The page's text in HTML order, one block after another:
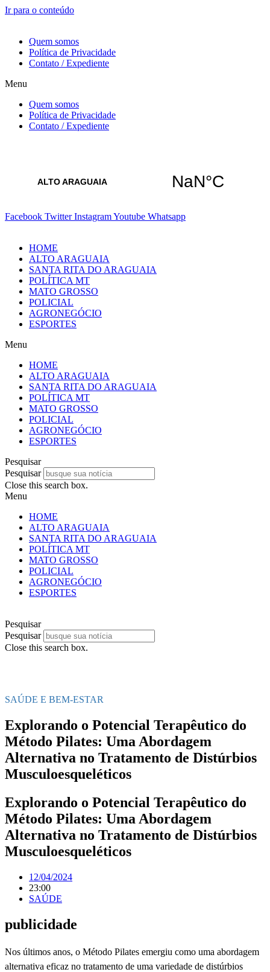
Ir para o conteúdo
Quem somos
Política de Privacidade
Contato / Expediente
Menu
Quem somos
Política de Privacidade
Contato / Expediente
Facebook Twitter InstagramYoutube Whatsapp
HOME
ALTO ARAGUAIA
SANTA RITA DO ARAGUAIA
POLÍTICA MT
MATO GROSSO
POLICIAL
AGRONEGÓCIO
ESPORTES
Menu
HOME
ALTO ARAGUAIA
SANTA RITA DO ARAGUAIA
POLÍTICA MT
MATO GROSSO
POLICIAL
AGRONEGÓCIO
ESPORTES
Pesquisar
Pesquisar
Close this search box.
Menu
HOME
ALTO ARAGUAIA
SANTA RITA DO ARAGUAIA
POLÍTICA MT
MATO GROSSO
POLICIAL
AGRONEGÓCIO
ESPORTES
Pesquisar
Pesquisar
Close this search box.
SAÚDE E BEM-ESTAR
Explorando o Potencial Terapêutico do
Método Pilates: Uma Abordagem
Alternativa no Tratamento de Distúrbios
Musculoesqueléticos
Explorando o Potencial Terapêutico do
Método Pilates: Uma Abordagem
Alternativa no Tratamento de Distúrbios
Musculoesqueléticos
12/04/2024
23:00
SAÚDE
publicidade
Nos últimos anos, o Método Pilates emergiu como uma abordagem
alternativa eficaz no tratamento de uma variedade de distúrbios